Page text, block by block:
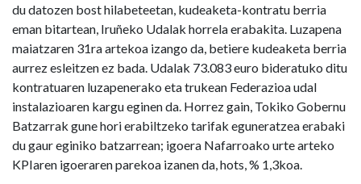
du datozen bost hilabeteetan, kudeaketa-kontratu berria
eman bitartean, Iruñeko Udalak horrela erabakita. Luzapena
maiatzaren 31ra artekoa izango da, betiere kudeaketa berria
aurrez esleitzen ez bada. Udalak 73.083 euro bideratuko ditu
kontratuaren luzapenerako eta trukean Federazioa udal
instalazioaren kargu eginen da. Horrez gain, Tokiko Gobernu
Batzarrak gune hori erabiltzeko tarifak eguneratzea erabaki
du gaur eginiko batzarrean; igoera Nafarroako urte arteko
KPIaren igoeraren parekoa izanen da, hots, % 1,3koa.